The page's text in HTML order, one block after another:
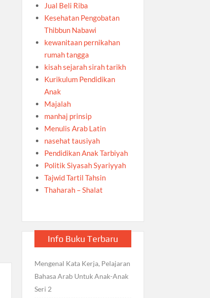
Jual Beli Riba
Kesehatan Pengobatan
Thibbun Nabawi
kewanitaan pernikahan
rumah tangga
kisah sejarah sirah tarikh
Kurikulum Pendidikan
Anak
Majalah
manhaj prinsip
Menulis Arab Latin
nasehat tausiyah
Pendidikan Anak Tarbiyah
Politik Siyasah Syariyyah
Tajwid Tartil Tahsin
Thaharah – Shalat
Info Buku Terbaru
Mengenal Kata Kerja, Pelajaran
Bahasa Arab Untuk Anak-Anak
Seri 2